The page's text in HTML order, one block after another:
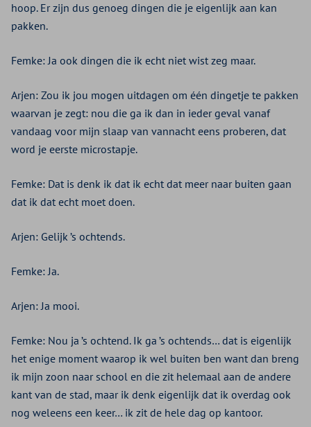
hoop. Er zijn dus genoeg dingen die je eigenlijk aan kan
pakken.
Femke: Ja ook dingen die ik echt niet wist zeg maar.
Arjen: Zou ik jou mogen uitdagen om één dingetje te pakken
waarvan je zegt: nou die ga ik dan in ieder geval vanaf
vandaag voor mijn slaap van vannacht eens proberen, dat
word je eerste microstapje.
Femke: Dat is denk ik dat ik echt dat meer naar buiten gaan
dat ik dat echt moet doen.
Arjen: Gelijk ’s ochtends.
Femke: Ja.
Arjen: Ja mooi.
Femke: Nou ja ’s ochtend. Ik ga ’s ochtends… dat is eigenlijk
het enige moment waarop ik wel buiten ben want dan breng
ik mijn zoon naar school en die zit helemaal aan de andere
kant van de stad, maar ik denk eigenlijk dat ik overdag ook
nog weleens een keer… ik zit de hele dag op kantoor.